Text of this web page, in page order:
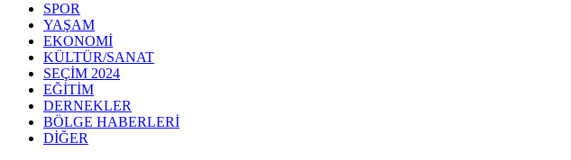
SPOR
YAŞAM
EKONOMİ
KÜLTÜR/SANAT
SEÇİM 2024
EĞİTİM
DERNEKLER
BÖLGE HABERLERİ
DİĞER